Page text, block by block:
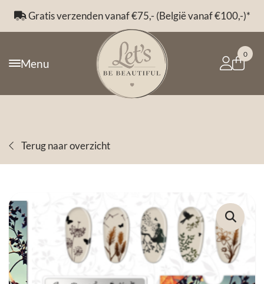
Gratis verzenden vanaf €75,- (België vanaf €100,-)*
Menu
0
Terug naar overzicht